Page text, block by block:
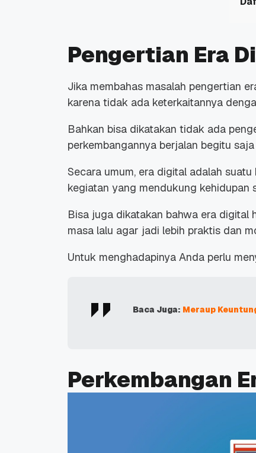
Panduan
Pengertian Era
Jika membahas masalah pengertian
karena tidak ada keterkaitannya
Bahkan bisa dikatakan tidak ada
perkembangannya berjalan begitu
Secara umum, era digital adalah suatu
kegiatan yang mendukung kehidupan
Bisa juga dikatakan bahwa era digital
masa lalu agar jadi lebih praktis dan
Untuk menghadapinya Anda perlu
Baca Juga: Meraup
Perkembangan